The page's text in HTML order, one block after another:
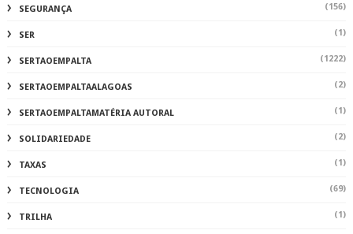
SEGURANÇA (156)
SER (1)
SERTAOEMPALTA (1222)
SERTAOEMPALTAALAGOAS (2)
SERTAOEMPALTAMATÉRIA AUTORAL (1)
SOLIDARIEDADE (2)
TAXAS (1)
TECNOLOGIA (69)
TRILHA (1)